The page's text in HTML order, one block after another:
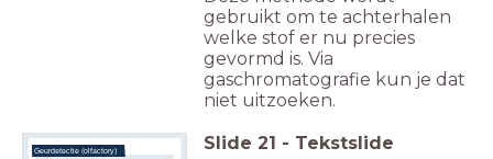
gebruikt om te achterhalen
welke stof er nu precies
gevormd is. Via
gaschromatografie kun je dat
niet uitzoeken.
Geurdetectie (olfactory) Slide 21 - Tekstslide